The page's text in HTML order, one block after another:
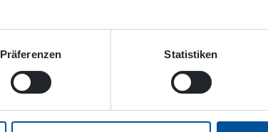
Präferenzen Statistiken